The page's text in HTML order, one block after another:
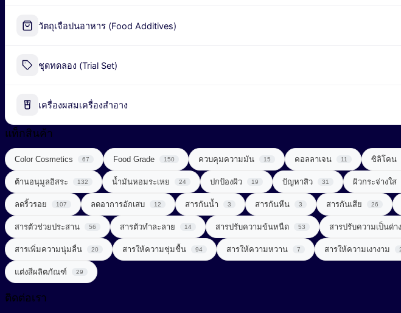
Alpha-Arbutin
น้ำมันธรรมชาติ (Natural Oil)
สารกันเสีย (Preservative)
สารกันแดด (Sunscreen)
Chemical Sunscreen
Physical Sunscreen
Sunscreening Agents
สารกำจัดขน (Depilatory Agent)
สารขัดถู (Abrasive Agent)
สารฆ่าเชื้อ (Disinfectant)
สารจัดแต่งทรงผม (Styling Agent)
วัตถุเจือปนอาหาร (Food Additives)
Industrial Fermentation Nutrient
กรดอะมิโน (Amino acids)
ผลิตภัณฑ์เสริมอาหาร (Food Supplements)
ลดการอักเสบ (Anti Inflammatory)
วิตามินซีจากธรรมชาติ (Natural Vitamin C)
วิตามินและแร่ธาตุ (Vitamins & Minerals)
สารควบคุมความเป็นกรด-ด่าง (Buffering Agent)
สารต้านอนุมูลอิสระ (Anti-oxidant)
สารทำให้เกิดเจล (Gelling Agent)
ชุดทดลอง (Trial Set)
เครื่องผสมเครื่องสำอาง
แท็กสินค้า
Color Cosmetics 67 Food Grade 150 ควบคุมความมัน 15 คอลลาเจน 11 ซิลิโคน
ต้านอนุมูลอิสระ 132 น้ำมันหอมระเหย 24 ปกป้องผิว 19 ปัญหาสิว 31 ผิวกระจ่างใส
ลดริ้วรอย 107 ลดอาการอักเสบ 12 สารกันน้ำ 3 สารกันหืน 3 สารกันเสีย 26
สารตัวช่วยประสาน 56 สารตัวทำละลาย 14 สารปรับความข้นหนืด 53 สารปรับความเป็นด่าง
สารเพิ่มความนุ่มลื่น 20 สารให้ความชุ่มชื้น 94 สารให้ความหวาน 7 สารให้ความเงางาม
แต่งสีผลิตภัณฑ์ 29
ติดต่อเรา